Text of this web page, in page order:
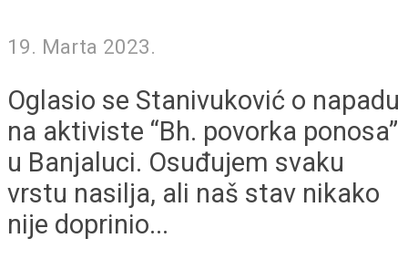
19. Marta 2023.
Oglasio se Stanivuković o napadu
na aktiviste “Bh. povorka ponosa”
u Banjaluci. Osuđujem svaku
vrstu nasilja, ali naš stav nikako
nije doprinio...